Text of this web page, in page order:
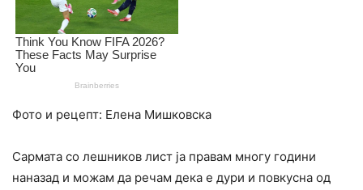
Фото и рецепт: Елена Мишковска
Сармата со лешников лист ја правам многу години
наназад и можам да речам дека е дури и повкусна од